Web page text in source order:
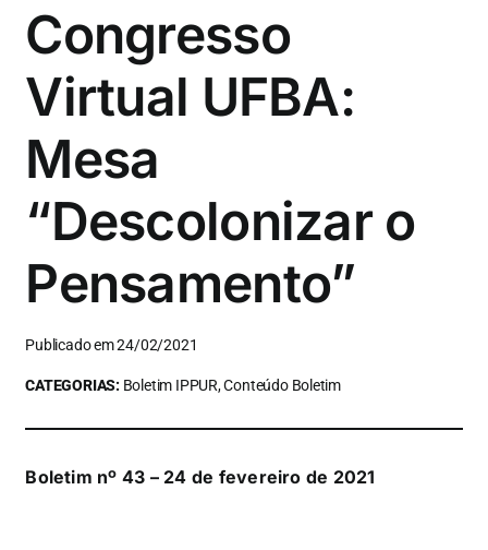
Congresso
Virtual UFBA:
Mesa
“Descolonizar o
Pensamento”
Publicado em 24/02/2021
CATEGORIAS: Boletim IPPUR, Conteúdo Boletim
Boletim nº 43 – 24 de fevereiro de 2021